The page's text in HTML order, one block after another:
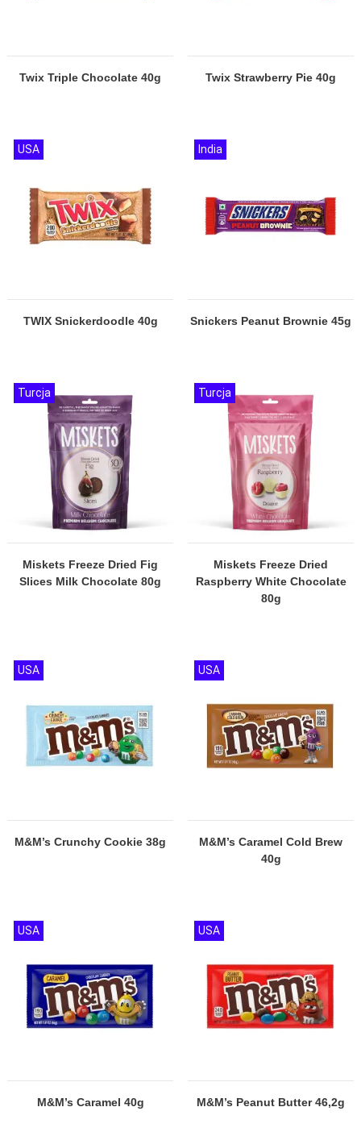
Twix Triple Chocolate 40g Twix Strawberry Pie 40g
TWIX Snickerdoodle 40g
USA
Snickers Peanut Brownie 45g
India
Miskets Freeze Dried Fig
Slices Milk Chocolate 80g
Turcja
Miskets Freeze Dried
Raspberry White Chocolate
80g
Turcja
M&M’s Crunchy Cookie 38g
USA
M&M’s Caramel Cold Brew
40g
USA
M&M’s Caramel 40g
USA
M&M’s Peanut Butter 46,2g
USA